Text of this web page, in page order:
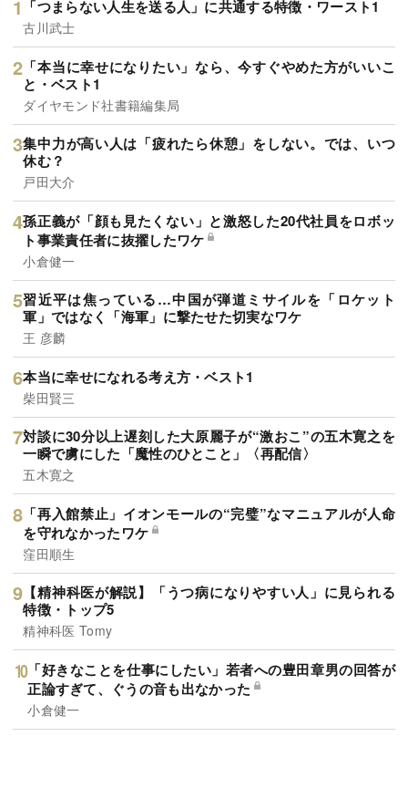
「つまらない人生を送る人」に共通する特徴・ワースト1
古川武士
「本当に幸せになりたい」なら、今すぐやめた方がいいこ
と・ベスト1
ダイヤモンド社書籍編集局
集中力が高い人は「疲れたら休憩」をしない。では、いつ
休む？
戸田大介
孫正義が「顔も見たくない」と激怒した20代社員をロボッ
ト事業責任者に抜擢したワケ
小倉健一
習近平は焦っている…中国が弾道ミサイルを「ロケット
軍」ではなく「海軍」に撃たせた切実なワケ
王 彦麟
本当に幸せになれる考え方・ベスト1
柴田賢三
対談に30分以上遅刻した大原麗子が“激おこ”の五木寛之を
一瞬で虜にした「魔性のひとこと」〈再配信〉
五木寛之
「再入館禁止」イオンモールの“完璧”なマニュアルが人命
を守れなかったワケ
窪田順生
【精神科医が解説】「うつ病になりやすい人」に見られる
特徴・トップ5
精神科医 Tomy
「好きなことを仕事にしたい」若者への豊田章男の回答が
正論すぎて、ぐうの音も出なかった
小倉健一